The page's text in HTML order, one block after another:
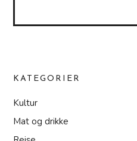
KATEGORIER
Kultur
Mat og drikke